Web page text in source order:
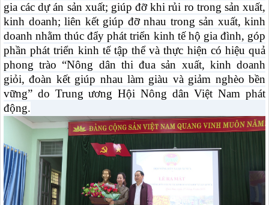
gia các dự án sản xuất; giúp đỡ khi rủi ro trong sản xuất,
kinh doanh; liên kết giúp đỡ nhau trong sản xuất, kinh
doanh nhằm thúc đẩy phát triển kinh tế hộ gia đình, góp
phần phát triển kinh tế tập thể và thực hiện có hiệu quả
phong trào “Nông dân thi đua sản xuất, kinh doanh
giỏi, đoàn kết giúp nhau làm giàu và giảm nghèo bền
vững” do Trung ương Hội Nông dân Việt Nam phát
động.